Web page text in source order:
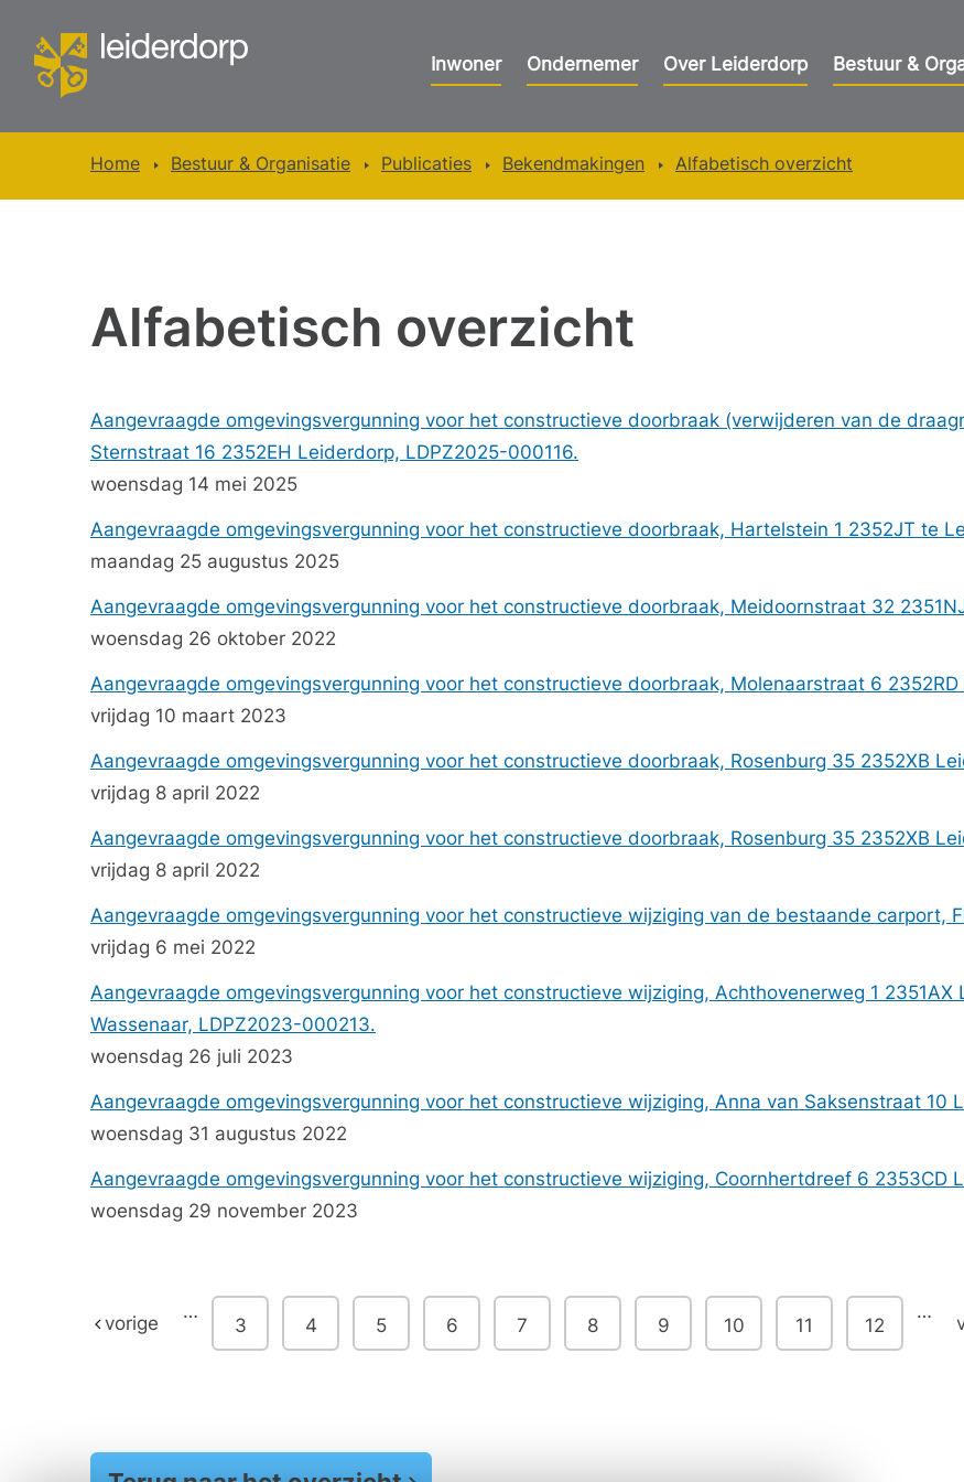
Inwoner Ondernemer Over Leiderdorp Bestuur &
Home Bestuur & Organisatie Publicaties Bekendmakingen Alfabetisch overzicht
Alfabetisch overzicht
Aangevraagde omgevingsvergunning voor het constructieve doorbraak (verwijderen van de
Sternstraat 16 2352EH Leiderdorp, LDPZ2025-000116.
woensdag 14 mei 2025
Aangevraagde omgevingsvergunning voor het constructieve doorbraak, Hartelstein 1 2352JT te
maandag 25 augustus 2025
Aangevraagde omgevingsvergunning voor het constructieve doorbraak, Meidoornstraat 32
woensdag 26 oktober 2022
Aangevraagde omgevingsvergunning voor het constructieve doorbraak, Molenaarstraat 6
vrijdag 10 maart 2023
Aangevraagde omgevingsvergunning voor het constructieve doorbraak, Rosenburg 35 2352XB
vrijdag 8 april 2022
Aangevraagde omgevingsvergunning voor het constructieve doorbraak, Rosenburg 35 2352XB
vrijdag 8 april 2022
Aangevraagde omgevingsvergunning voor het constructieve wijziging van de bestaande carport,
vrijdag 6 mei 2022
Aangevraagde omgevingsvergunning voor het constructieve wijziging, Achthovenerweg 1
Wassenaar, LDPZ2023-000213.
woensdag 26 juli 2023
Aangevraagde omgevingsvergunning voor het constructieve wijziging, Anna van Saksenstraat 10
woensdag 31 augustus 2022
Aangevraagde omgevingsvergunning voor het constructieve wijziging, Coornhertdreef 6 2353CD
woensdag 29 november 2023
vorige
…
3 4 5 6 7 8 9 10 11 12
…